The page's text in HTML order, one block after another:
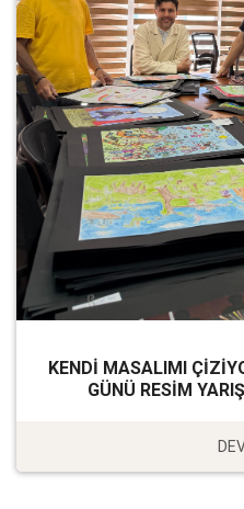
KENDİ MASALIMI
GÜNÜ RESİM